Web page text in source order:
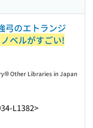
のエトランジ
ベルがすごい!
L1382>
Other Libraries in Japan